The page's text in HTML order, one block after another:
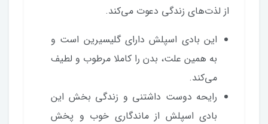
از لذت‌های زندگی دعوت می‌کند.
این بادی اسپلش دارای گلیسیرین است و
به همین علت، بدن را کاملا مرطوب و لطیف
می‌کند.
رایحه دوست داشتنی و زندگی بخش این
بادی اسپلش از ماندگاری خوب و پخش